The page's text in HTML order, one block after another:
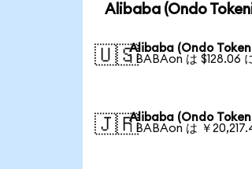
Alibaba (Ondo
🇺🇸Alibaba (Ondo
1 BABAon は $128.06
🇯🇵Alibaba (Ondo
1 BABAon は ￥